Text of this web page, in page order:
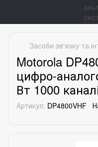
Засоби зв'язку та
Motorola
цифро-
Вт 1000
Артикул: DP4800VHF